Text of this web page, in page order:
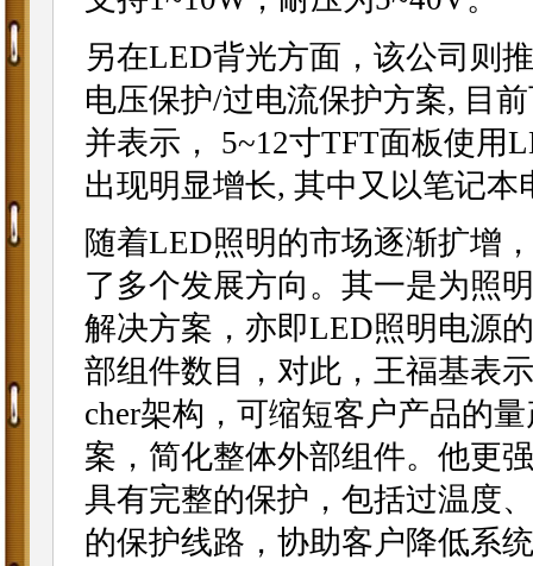
另在LED背光方面，该公司则
电压保护/过电流保护方案, 目
并表示， 5~12寸TFT面板使用
出现明显增长, 其中又以笔记
随着LED照明的市场逐渐扩增
了多个发展方向。其一是为照
解决方案，亦即LED照明电源
部组件数目，对此，王福基表
cher架构，可缩短客户产品的
案，简化整体外部组件。他更
具有完整的保护，包括过温度
的保护线路，协助客户降低系